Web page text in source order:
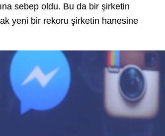
sebep oldu. Bu da bir şirketin
yeni bir rekoru şirketin hanesine